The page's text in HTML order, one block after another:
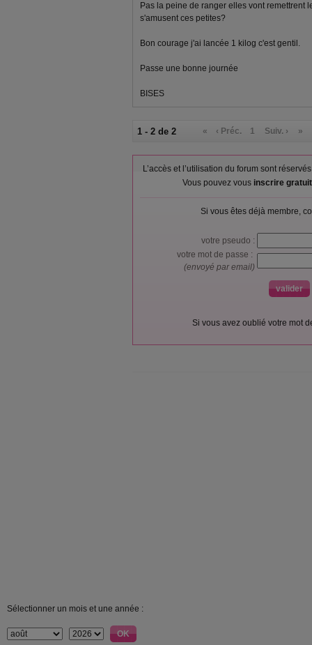
Pas la peine de ranger elles vont remettrent
s'amusent ces petites?
Bon courage j'ai lancée 1 kilog c'est gentil.
Passe une bonne journée
BISES
1 - 2 de 2 « ‹ Préc. 1 Suiv. › »
L’accès et l’utilisation du forum sont
Vous pouvez vous inscrire
Si vous êtes déjà membre,
votre pseudo :
votre mot de passe :
(envoyé par email)
Si vous avez oublié votre mot
Sélectionner un mois et une année :